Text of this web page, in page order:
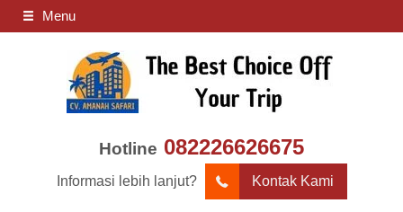
Menu
Hotline 082226626675
Informasi lebih lanjut? Kontak Kami